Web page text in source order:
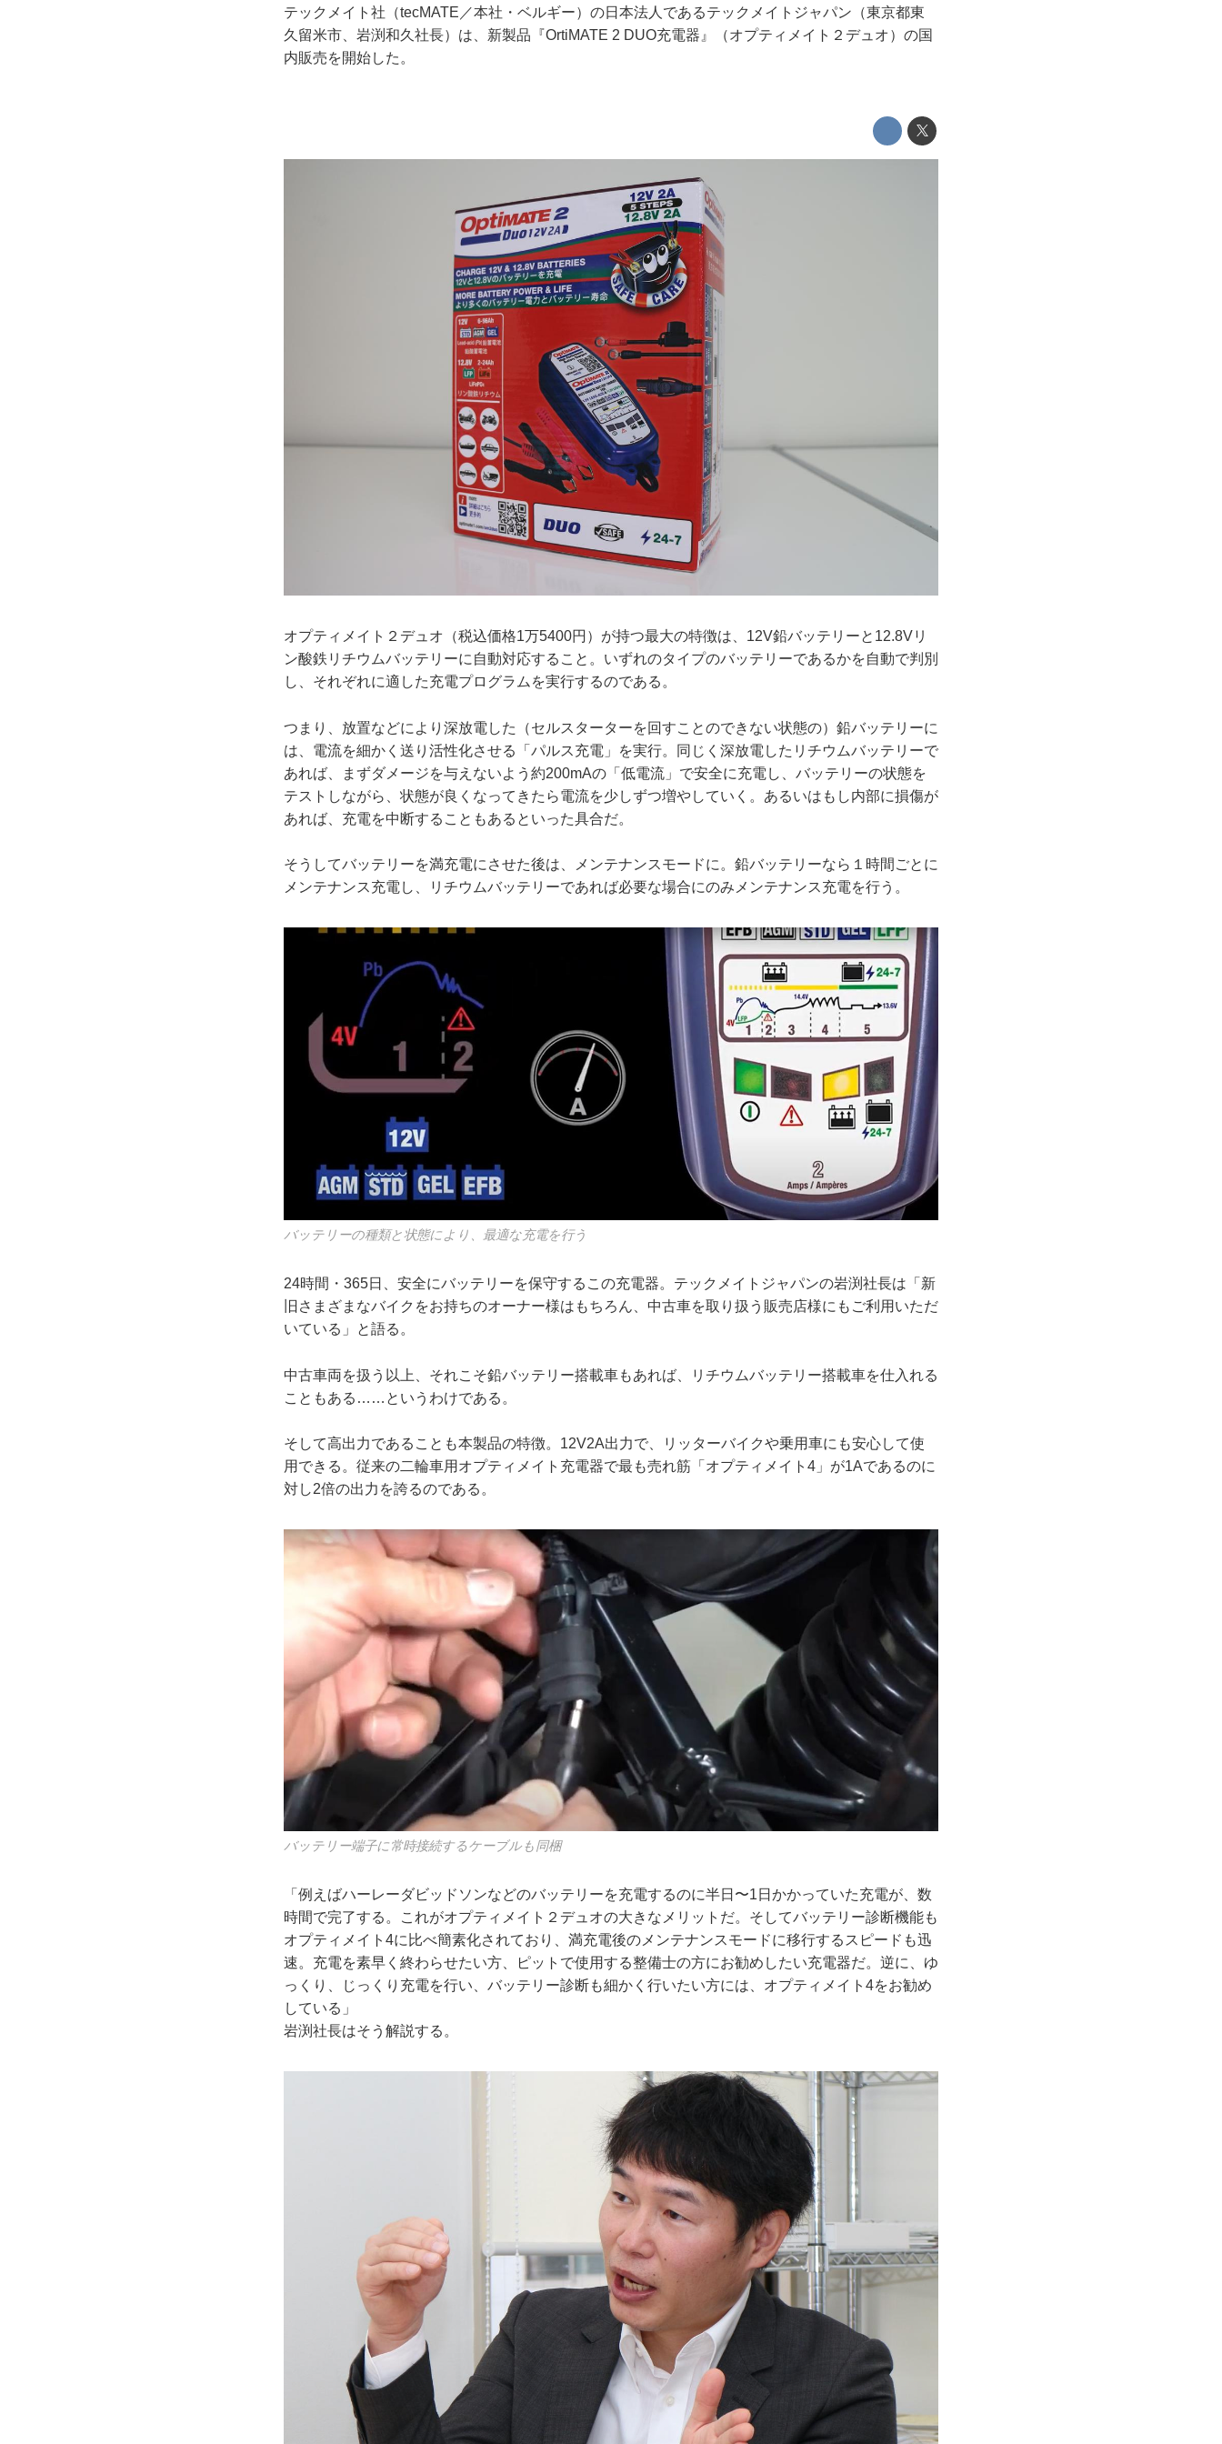
テックメイト社（tecMATE／本社・ベルギー）の日本法人であるテックメイトジャパン（東京都東
久留米市、岩渕和久社長）は、新製品『OrtiMATE 2 DUO充電器』（オプティメイト２デュオ）の国
内販売を開始した。
オプティメイト２デュオ（税込価格1万5400円）が持つ最大の特徴は、12V鉛バッテリーと12.8Vリ
ン酸鉄リチウムバッテリーに自動対応すること。いずれのタイプのバッテリーであるかを自動で判別
し、それぞれに適した充電プログラムを実行するのである。
つまり、放置などにより深放電した（セルスターターを回すことのできない状態の）鉛バッテリーに
は、電流を細かく送り活性化させる「パルス充電」を実行。同じく深放電したリチウムバッテリーで
あれば、まずダメージを与えないよう約200mAの「低電流」で安全に充電し、バッテリーの状態を
テストしながら、状態が良くなってきたら電流を少しずつ増やしていく。あるいはもし内部に損傷が
あれば、充電を中断することもあるといった具合だ。
そうしてバッテリーを満充電にさせた後は、メンテナンスモードに。鉛バッテリーなら１時間ごとに
メンテナンス充電し、リチウムバッテリーであれば必要な場合にのみメンテナンス充電を行う。
バッテリーの種類と状態により、最適な充電を行う
24時間・365日、安全にバッテリーを保守するこの充電器。テックメイトジャパンの岩渕社長は「新
旧さまざまなバイクをお持ちのオーナー様はもちろん、中古車を取り扱う販売店様にもご利用いただ
いている」と語る。
中古車両を扱う以上、それこそ鉛バッテリー搭載車もあれば、リチウムバッテリー搭載車を仕入れる
こともある……というわけである。
そして高出力であることも本製品の特徴。12V2A出力で、リッターバイクや乗用車にも安心して使
用できる。従来の二輪車用オプティメイト充電器で最も売れ筋「オプティメイト4」が1Aであるのに
対し2倍の出力を誇るのである。
バッテリー端子に常時接続するケーブルも同梱
「例えばハーレーダビッドソンなどのバッテリーを充電するのに半日〜1日かかっていた充電が、数
時間で完了する。これがオプティメイト２デュオの大きなメリットだ。そしてバッテリー診断機能も
オプティメイト4に比べ簡素化されており、満充電後のメンテナンスモードに移行するスピードも迅
速。充電を素早く終わらせたい方、ピットで使用する整備士の方にお勧めしたい充電器だ。逆に、ゆ
っくり、じっくり充電を行い、バッテリー診断も細かく行いたい方には、オプティメイト4をお勧め
している」
岩渕社長はそう解説する。